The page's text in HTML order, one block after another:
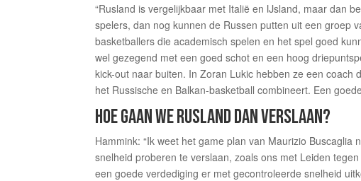
“Rusland is vergelijkbaar met Italië en IJsland, maar dan
spelers, dan nog kunnen de Russen putten uit een groep
basketballers die academisch spelen en het spel goed
wel gezegend met een goed schot en een hoog
kick-out naar buiten. In Zoran Lukic hebben ze een
het Russische en Balkan-basketball combineert. Een
HOE GAAN WE RUSLAND DAN VERSLAAN?
Hammink: “Ik weet het game plan van Maurizio
snelheid proberen te verslaan, zoals ons met Leiden
een goede verdediging er met gecontroleerde snelheid